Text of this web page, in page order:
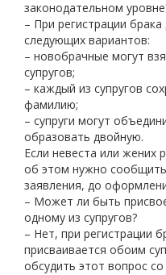
законодательном
– При регистрации
следующих вариантов:
– новобрачные могут
супругов;
– каждый из супругов
фамилию;
– супруги могут
образовать двойную.
Если невеста или
об этом нужно
заявления, до
– Может ли быть
одному из супругов?
– Нет, при регистрации
присваивается обоим
обсудить этот вопрос